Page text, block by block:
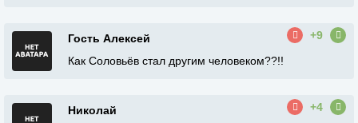
Гость Алексей
+9
Как Соловьёв стал другим человеком??!!
Николай +4